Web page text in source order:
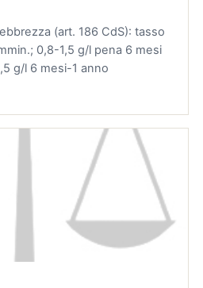
(art. 186 CdS): tasso
0,8-1,5 g/l pena 6 mesi
g/l 6 mesi-1 anno